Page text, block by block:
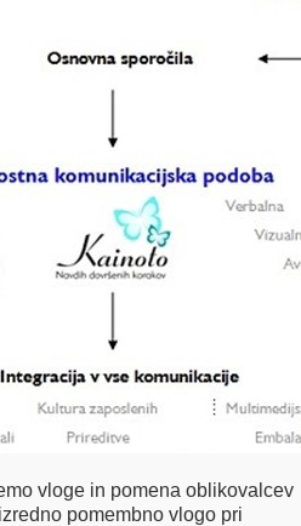
vloge in pomena oblikovalcev
pomembno vlogo pri